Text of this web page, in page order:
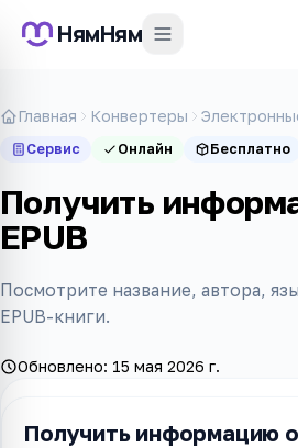
НямНям
Главная Конвертеры
Сервис Онлайн Бесплатно
Получить
EPUB
Посмотрите название, автора,
EPUB-книги.
Обновлено: 15 мая 2026 г.
Получить информацию